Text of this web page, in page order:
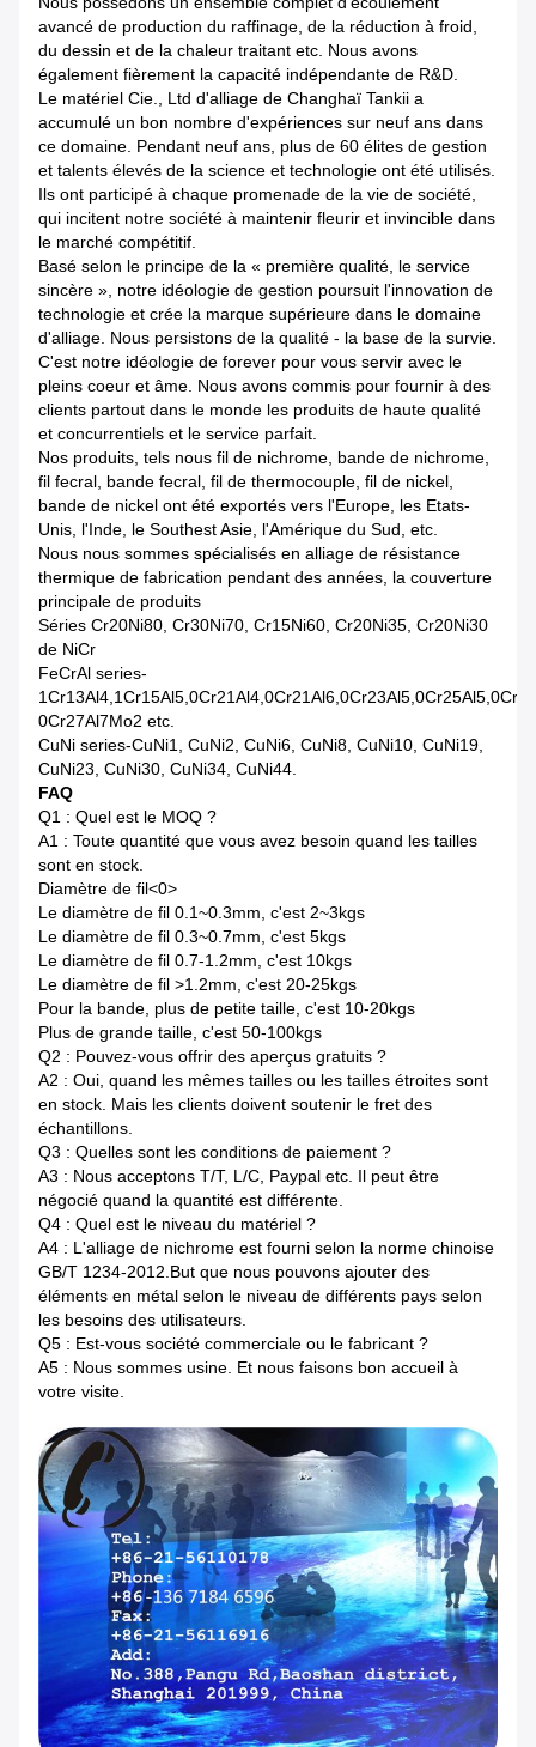
avancé de production du raffinage, de la réduction à froid,
du dessin et de la chaleur traitant etc. Nous avons
également fièrement la capacité indépendante de R&D.
Le matériel Cie., Ltd d'alliage de Changhaï Tankii a
accumulé un bon nombre d'expériences sur neuf ans dans
ce domaine. Pendant neuf ans, plus de 60 élites de gestion
et talents élevés de la science et technologie ont été utilisés.
Ils ont participé à chaque promenade de la vie de société,
qui incitent notre société à maintenir fleurir et invincible dans
le marché compétitif.
Basé selon le principe de la « première qualité, le service
sincère », notre idéologie de gestion poursuit l'innovation de
technologie et crée la marque supérieure dans le domaine
d'alliage. Nous persistons de la qualité - la base de la survie.
C'est notre idéologie de forever pour vous servir avec le
pleins coeur et âme. Nous avons commis pour fournir à des
clients partout dans le monde les produits de haute qualité
et concurrentiels et le service parfait.
Nos produits, tels nous fil de nichrome, bande de nichrome,
fil fecral, bande fecral, fil de thermocouple, fil de nickel,
bande de nickel ont été exportés vers l'Europe, les Etats-
Unis, l'Inde, le Southest Asie, l'Amérique du Sud, etc.
Nous nous sommes spécialisés en alliage de résistance
thermique de fabrication pendant des années, la couverture
principale de produits
Séries Cr20Ni80, Cr30Ni70, Cr15Ni60, Cr20Ni35, Cr20Ni30
de NiCr
FeCrAl series-
0Cr27Al7Mo2 etc.
CuNi series-CuNi1, CuNi2, CuNi6, CuNi8, CuNi10, CuNi19,
CuNi23, CuNi30, CuNi34, CuNi44.
FAQ
Q1 : Quel est le MOQ ?
A1 : Toute quantité que vous avez besoin quand les tailles
sont en stock.
Diamètre de fil<0>
Le diamètre de fil 0.1~0.3mm, c'est 2~3kgs
Le diamètre de fil 0.3~0.7mm, c'est 5kgs
Le diamètre de fil 0.7-1.2mm, c'est 10kgs
Le diamètre de fil >1.2mm, c'est 20-25kgs
Pour la bande, plus de petite taille, c'est 10-20kgs
Plus de grande taille, c'est 50-100kgs
Q2 : Pouvez-vous offrir des aperçus gratuits ?
A2 : Oui, quand les mêmes tailles ou les tailles étroites sont
en stock. Mais les clients doivent soutenir le fret des
échantillons.
Q3 : Quelles sont les conditions de paiement ?
A3 : Nous acceptons T/T, L/C, Paypal etc. Il peut être
négocié quand la quantité est différente.
Q4 : Quel est le niveau du matériel ?
A4 : L'alliage de nichrome est fourni selon la norme chinoise
GB/T 1234-2012.But que nous pouvons ajouter des
éléments en métal selon le niveau de différents pays selon
les besoins des utilisateurs.
Q5 : Est-vous société commerciale ou le fabricant ?
A5 : Nous sommes usine. Et nous faisons bon accueil à
votre visite.